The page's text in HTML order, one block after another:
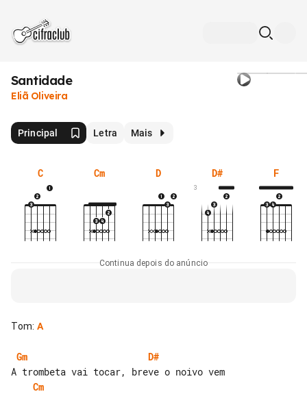
Santidade
Eliã Oliveira
Principal Letra Mais
C Cm D D#
3
F
Continua depois do anúncio
Tom: A
Gm
D#
Cm